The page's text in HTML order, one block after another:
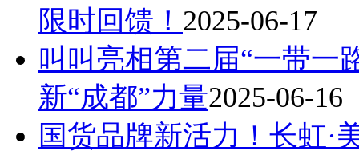
限时回馈！ 2025-06-17
叫叫亮相第二届“一带一
新“成都”力量2025-06-16
国货品牌新活力！长虹·